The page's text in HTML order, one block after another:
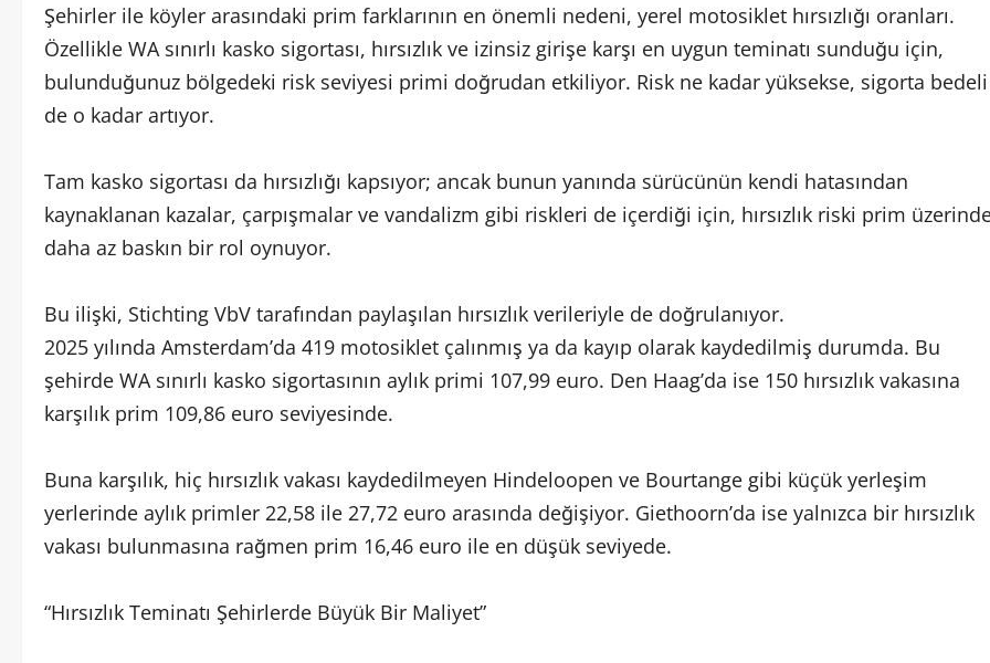
Şehirler ile köyler arasındaki prim farklarının en önemli nedeni, yerel motosiklet hırsızlığı oranları.
Özellikle WA sınırlı kasko sigortası, hırsızlık ve izinsiz girişe karşı en uygun teminatı sunduğu için,
bulunduğunuz bölgedeki risk seviyesi primi doğrudan etkiliyor. Risk ne kadar yüksekse, sigorta bedeli
de o kadar artıyor.
Tam kasko sigortası da hırsızlığı kapsıyor; ancak bunun yanında sürücünün kendi hatasından
kaynaklanan kazalar, çarpışmalar ve vandalizm gibi riskleri de içerdiği için, hırsızlık riski prim
daha az baskın bir rol oynuyor.
Bu ilişki, Stichting VbV tarafından paylaşılan hırsızlık verileriyle de doğrulanıyor.
2025 yılında Amsterdam’da 419 motosiklet çalınmış ya da kayıp olarak kaydedilmiş durumda. Bu
şehirde WA sınırlı kasko sigortasının aylık primi 107,99 euro. Den Haag’da ise 150 hırsızlık vakasına
karşılık prim 109,86 euro seviyesinde.
Buna karşılık, hiç hırsızlık vakası kaydedilmeyen Hindeloopen ve Bourtange gibi küçük yerleşim
yerlerinde aylık primler 22,58 ile 27,72 euro arasında değişiyor. Giethoorn’da ise yalnızca bir hırsızlık
vakası bulunmasına rağmen prim 16,46 euro ile en düşük seviyede.
“Hırsızlık Teminatı Şehirlerde Büyük Bir Maliyet”